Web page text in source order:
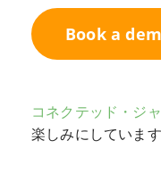
Book a
コネクテッド・ジ
楽しみにしています